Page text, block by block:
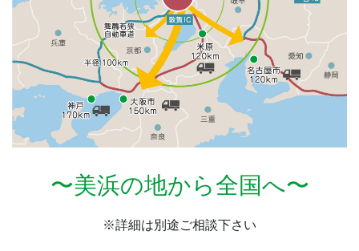
〜美浜の地から全国へ〜
※詳細は別途ご相談下さい